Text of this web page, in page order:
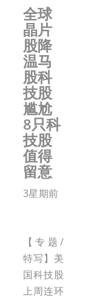
全球
晶片
股降
温马
股科
技股
尴尬
8只科
技股
值得
留意
3星期前
【专题/
特写】美
国科技股
上周连环